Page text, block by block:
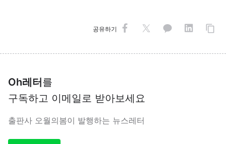
공유하기
Oh레터를
구독하고 이메일로 받아보세요
출판사 오월의봄이 발행하는 뉴스레터